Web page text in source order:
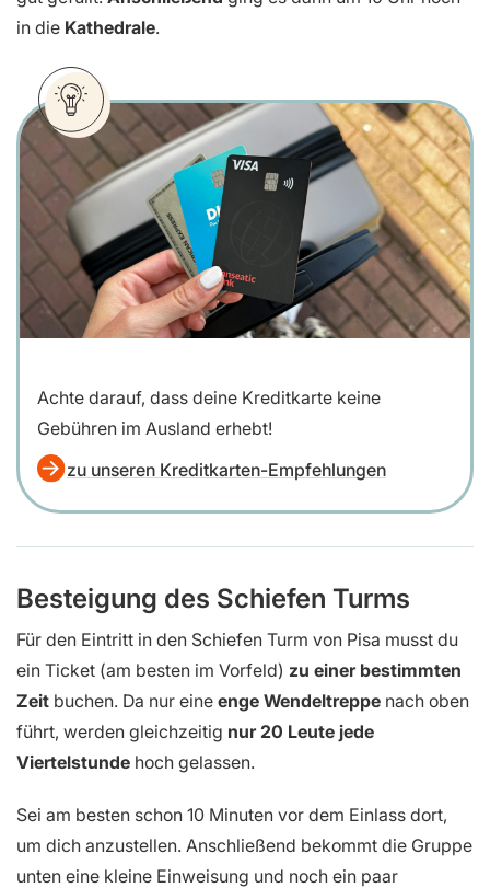
in die Kathedrale.
Achte darauf, dass deine Kreditkarte keine
Gebühren im Ausland erhebt!
zu unseren Kreditkarten-Empfehlungen
Besteigung des Schiefen Turms
Für den Eintritt in den Schiefen Turm von Pisa musst du
ein Ticket (am besten im Vorfeld) zu einer bestimmten
Zeit buchen. Da nur eine enge Wendeltreppe nach oben
führt, werden gleichzeitig nur 20 Leute jede
Viertelstunde hoch gelassen.
Sei am besten schon 10 Minuten vor dem Einlass dort,
um dich anzustellen. Anschließend bekommt die Gruppe
unten eine kleine Einweisung und noch ein paar